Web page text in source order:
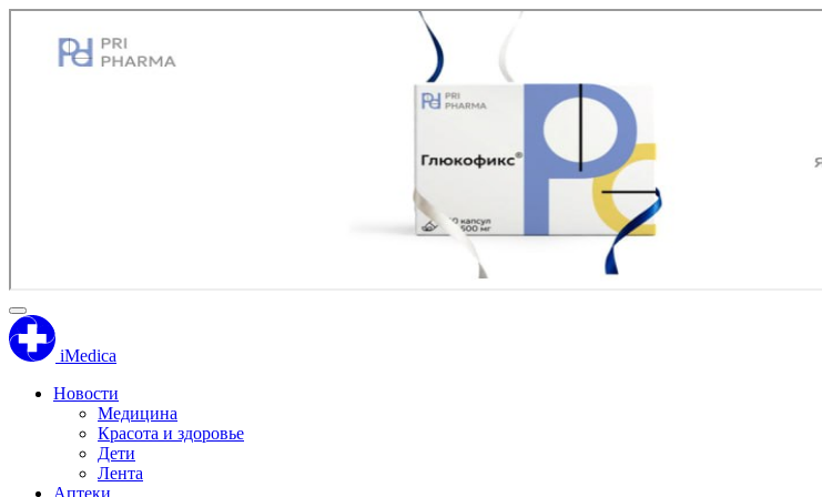
iMedica
Новости
Медицина
Красота и здоровье
Дети
Лента
Аптеки